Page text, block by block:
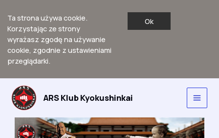
Ta strona używa cookie.
Korzystając ze strony
wyrażasz zgodę na używanie
cookie, zgodnie z ustawieniami
przeglądarki.
Ok
Przejdź
treści
ARS Klub Kyokushinkai
Main